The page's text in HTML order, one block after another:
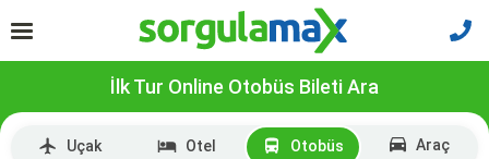
İlk Tur Online Otobüs Bileti Ara
Uçak Otel Otobüs Araç